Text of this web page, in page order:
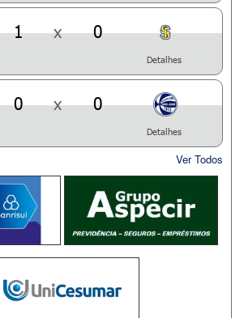
1 x 0
Detalhes
0 x 0
Detalhes
Ver Todos